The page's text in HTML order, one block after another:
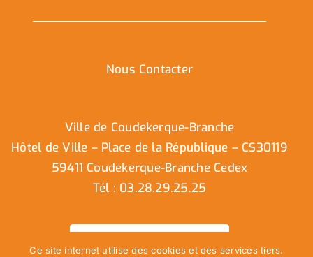
Nous Contacter
Ville de Coudekerque-Branche
Hôtel de Ville – Place de la République – CS30119
59411 Coudekerque-Branche Cedex
Tél : 03.28.29.25.25
Ce site internet utilise des cookies et des services tiers.